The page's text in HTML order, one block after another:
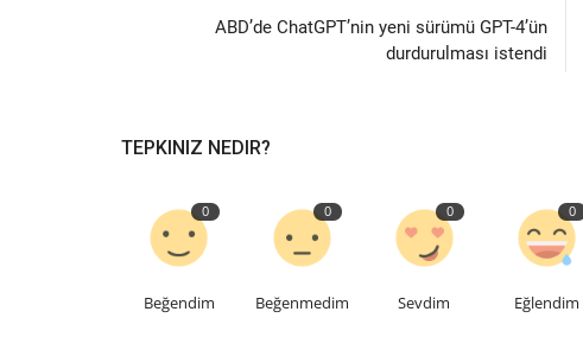
ABD’de ChatGPT’nin yeni sürümü GPT-4’ün
durdurulması istendi
TEPKINIZ NEDIR?
0
Beğendim
0
Beğenmedim
0
Sevdim
0
Eğlendim